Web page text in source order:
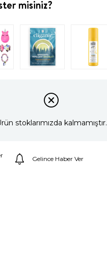
misiniz?
stoklarımızda kalmamıştır.
Gelince Haber Ver